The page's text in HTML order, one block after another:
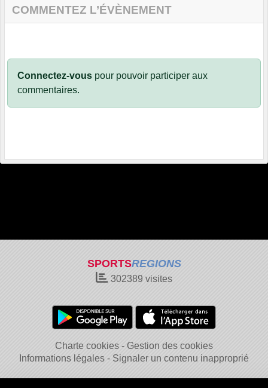
COMMENTEZ L’ÉVÈNEMENT
Connectez-vous pour pouvoir participer aux
commentaires.
SPORTSREGIONS
302389 visites
Charte cookies
Gestion des cookies
Informations légales
Signaler un contenu inapproprié